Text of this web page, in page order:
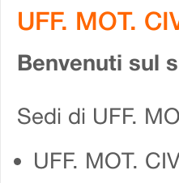
UFF. MOT.
Benvenuti sul
Sedi di UFF.
UFF. MOT.